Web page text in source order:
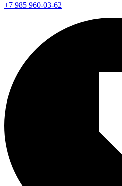
+7 985 960-03-62